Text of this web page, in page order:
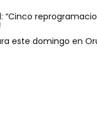
“Cinco
este domingo en